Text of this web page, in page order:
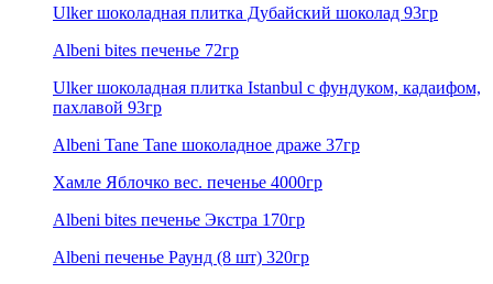
Ulker шоколадная плитка Дубайский шоколад 93гр
Albeni bites печенье 72гр
Ulker шоколадная плитка Istanbul с фундуком, кадаифом,
пахлавой 93гр
Albeni Tane Tane шоколадное драже 37гр
Хамле Яблочко вес. печенье 4000гр
Albeni bites печенье Экстра 170гр
Albeni печенье Раунд (8 шт) 320гр